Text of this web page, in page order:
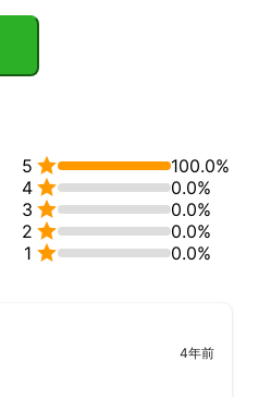
切なのは、どれ程の年数その
るものではありません。高い
定められたシンナーや水塗装
5 
100.0%
4 
0.0%
3 
0.0%
2 
0.0%
1  0.0%
4年前